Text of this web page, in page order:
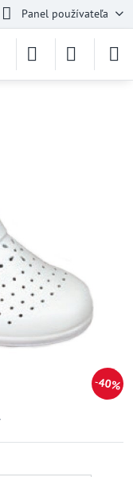
Panel používateľa
40%